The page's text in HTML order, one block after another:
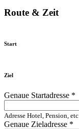
Route & Zeit
Start
Ziel
Genaue Startadresse *
Adresse Hotel, Pension, etc
Genaue Zieladresse *